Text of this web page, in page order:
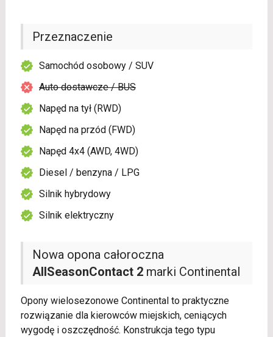
Nowa opona całoroczna
AllSeasonContact 2marki Continental
Opony wielosezonowe Continental to praktyczne
rozwiązanie dla kierowców miejskich, ceniących
wygodę i oszczędność. Konstrukcja tego typu
Przeznaczenie
Samochód osobowy / SUV
Auto dostawcze / BUS
Napęd na tył (RWD)
Napęd na przód (FWD)
Napęd 4x4 (AWD, 4WD)
Diesel / benzyna / LPG
Silnik hybrydowy
Silnik elektryczny